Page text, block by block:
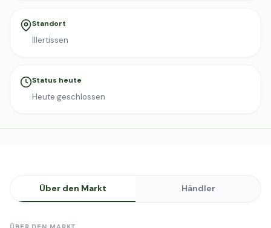
Standort
Illertissen
Status heute
Heute geschlossen
Über den Markt Händler